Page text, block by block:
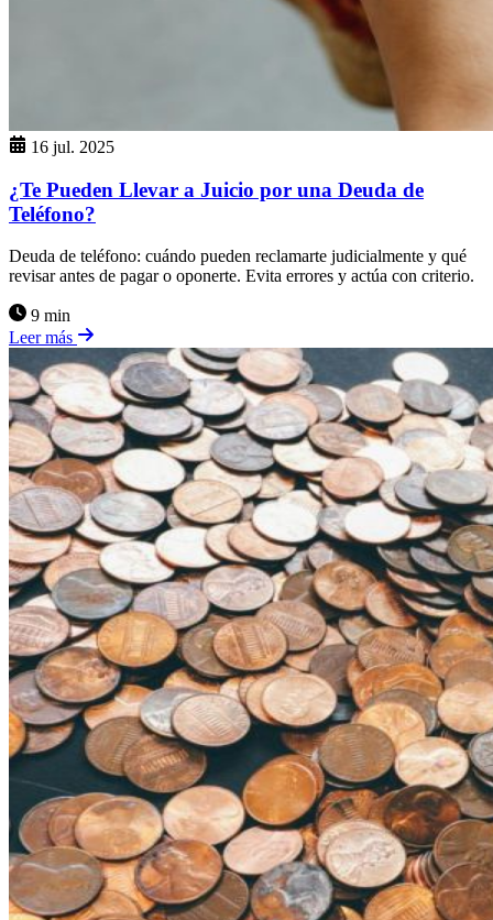
16 jul. 2025
¿Te Pueden Llevar a Juicio por una Deuda de
Teléfono?
Deuda de teléfono: cuándo pueden reclamarte judicialmente y qué
revisar antes de pagar o oponerte. Evita errores y actúa con criterio.
9 min
Leer más